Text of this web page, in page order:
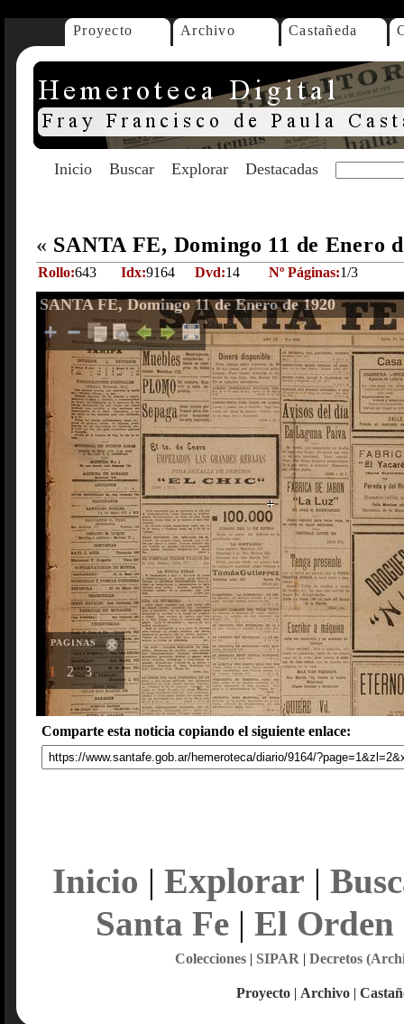
Proyecto Archivo Castañeda
Inicio Buscar Explorar Destacadas
« SANTA FE, Domingo 11 de Enero
Rollo:643 Idx:9164 Dvd:14 Nº Páginas:1/3
SANTA FE, Domingo 11 de Enero de 1920
PAGINAS
1 2 3
Comparte esta noticia copiando el siguiente enlace:
Inicio | Explorar |
Santa Fe| El Orden
Colecciones| SIPAR | Decretos
Proyecto | Archivo |